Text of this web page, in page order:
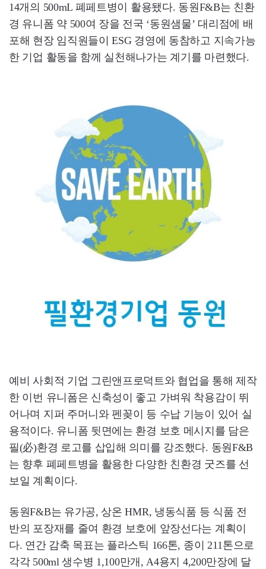
14개의 500mL 폐페트병이 활용됐다. 동원F&B는 친환
경 유니폼 약 500여 장을 전국 ‘동원샘물’ 대리점에 배
포해 현장 임직원들이 ESG 경영에 동참하고 지속가능
한 기업 활동을 함께 실천해나가는 계기를 마련했다.
예비 사회적 기업 그린앤프로덕트와 협업을 통해 제작
한 이번 유니폼은 신축성이 좋고 가벼워 착용감이 뛰
어나며 지퍼 주머니와 펜꽂이 등 수납 기능이 있어 실
용적이다. 유니폼 뒷면에는 환경 보호 메시지를 담은
필(必)환경 로고를 삽입해 의미를 강조했다. 동원F&B
는 향후 폐페트병을 활용한 다양한 친환경 굿즈를 선
보일 계획이다.
동원F&B는 유가공, 상온 HMR, 냉동식품 등 식품 전
반의 포장재를 줄여 환경 보호에 앞장선다는 계획이
다. 연간 감축 목표는 플라스틱 166톤, 종이 211톤으로
각각 500ml 생수병 1,100만개, A4용지 4,200만장에 달